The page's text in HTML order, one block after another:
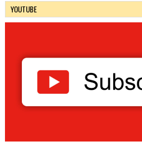
YOUTUBE